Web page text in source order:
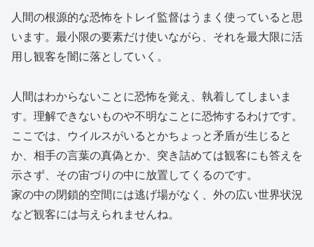
人間の根源的な恐怖をトレイ監督はうまく使っていると思
います。最小限の要素だけ使いながら、それを最大限に活
用し観客を闇に落としていく。
人間はわからないことに恐怖を覚え、執着してしまいま
す。理解できないものや不明なことに恐怖するわけです。
ここでは、ウイルスがいるとかちょっと矛盾が生じると
か、相手の言葉の真偽とか、突き詰めては観客にも答えを
示さず、その宙づりの中に放置してくるのです。
家の中の閉鎖的空間には逃げ場がなく、外の広い世界状況
など観客には与えられませんね。